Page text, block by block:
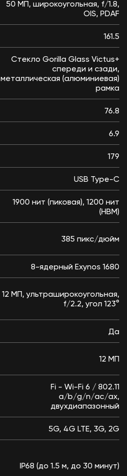
50 МП, широкоугольная, f/1.8,
OIS, PDAF
161.5
Стекло Gorilla Glass Victus+
спереди и сзади,
металлическая (алюминиевая)
рамка
76.8
6.9
179
USB Type-C
1900 нит (пиковая), 1200 нит
(HBM)
385 пикс/дюйм
8-ядерный Exynos 1680
12 МП, ультраширокоугольная,
f/2.2, угол 123°
Да
12 МП
Fi - Wi-Fi 6 / 802.11
a/b/g/n/ac/ax,
двухдиапазонный
5G, 4G LTE, 3G, 2G
IP68 (до 1.5 м, до 30 минут)